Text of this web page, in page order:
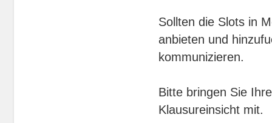
Sollten die Slots in
anbieten und
kommunizieren.
Bitte bringen Sie
Klausureinsicht mit.